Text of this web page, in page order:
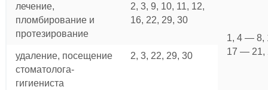
лечение,
пломбирование и
протезирование
2, 3, 9, 10, 11, 12,
16, 22, 29, 30
1, 4 — 8,
17 — 21,
удаление, посещение
стоматолога-
гигиениста
2, 3, 22, 29, 30